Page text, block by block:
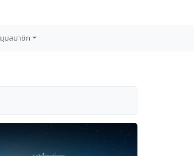
มุมสมาชิก